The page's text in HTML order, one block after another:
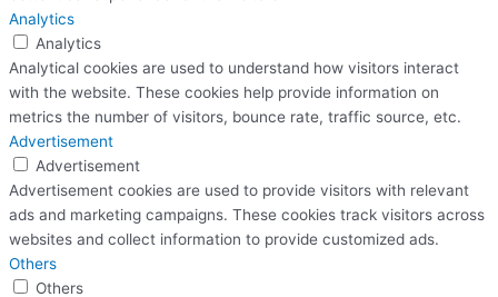
Analytics
Analytics
Analytical cookies are used to understand how visitors interact
with the website. These cookies help provide information on
metrics the number of visitors, bounce rate, traffic source, etc.
Advertisement
Advertisement
Advertisement cookies are used to provide visitors with relevant
ads and marketing campaigns. These cookies track visitors across
websites and collect information to provide customized ads.
Others
Others